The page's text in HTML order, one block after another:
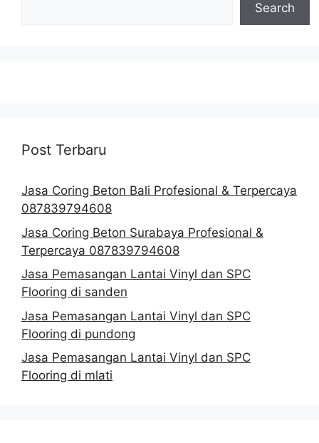
Search
Post Terbaru
Jasa Coring Beton Bali Profesional & Terpercaya
087839794608
Jasa Coring Beton Surabaya Profesional &
Terpercaya 087839794608
Jasa Pemasangan Lantai Vinyl dan SPC
Flooring di sanden
Jasa Pemasangan Lantai Vinyl dan SPC
Flooring di pundong
Jasa Pemasangan Lantai Vinyl dan SPC
Flooring di mlati